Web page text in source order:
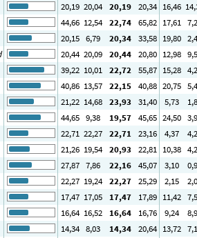
20,19 20,04 20,19 20,34 16,46 14
44,66 12,54 22,74 65,82 17,61 7
20,15 6,79 20,34 33,58 19,80 2
20,44 20,09 20,44 20,80 12,98 9
39,22 10,01 22,72 55,87 15,28 4
40,86 13,57 22,15 40,88 20,75 5
21,22 14,68 23,93 31,40 5,73 1
44,65 9,38 19,57 45,65 24,50 3
22,71 22,27 22,71 23,16 4,37 4
21,26 19,54 20,93 22,81 10,38 4
27,87 7,86 22,16 45,07 3,10 0
22,27 19,24 22,27 25,29 2,15 2
17,47 17,05 17,47 17,89 11,42 7
16,64 16,52 16,64 16,76 9,24 8
14,34 8,03 14,34 20,64 13,72 7